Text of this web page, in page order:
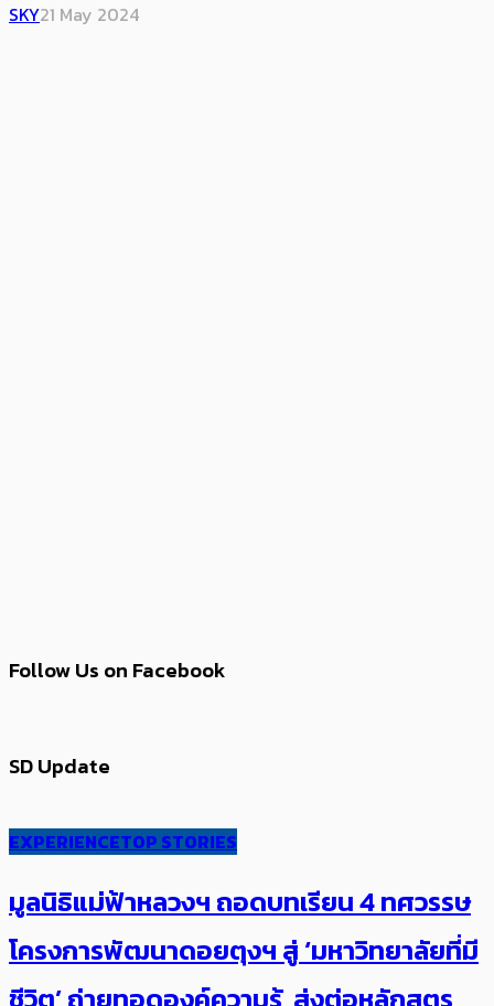
SKY21 May 2024
Follow Us on Facebook
SD Update
EXPERIENCETOP STORIES
มูลนิธิแม่ฟ้าหลวงฯ ถอดบทเรียน 4 ทศวรรษ
โครงการพัฒนาดอยตุงฯ สู่ ‘มหาวิทยาลัยที่มี